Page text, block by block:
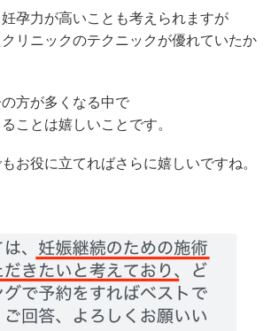
孕力が高いことも考えられますが
リニックのテクニックが優れていたか
方が多くなる中で
ことは嬉しいことです。
お役に立てればさらに嬉しいですね。